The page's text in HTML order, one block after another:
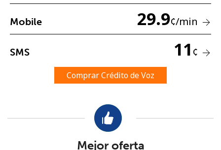
Mínimo 8 caracteres
Una letra mayúscula y una minúscula
Un caracter especial
Mantente en contacto para recibir nuestras mejores
Mobile 29.9¢/min
SMS 11 ¢
Comprar Crédito de Voz
Mejor oferta